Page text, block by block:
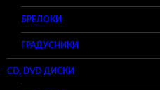
БРЕЛОКИ
ГРАДУСНИКИ
CD, DVD ДИСКИ